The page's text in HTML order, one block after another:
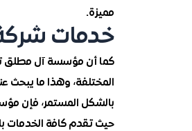
مميزة.
خدمات
كما أن مؤسسة آل مطلق
المختلفة، وهذا ما يبحث
بالشكل المستمر، فإن
حيث تقدم كافة الخدمات